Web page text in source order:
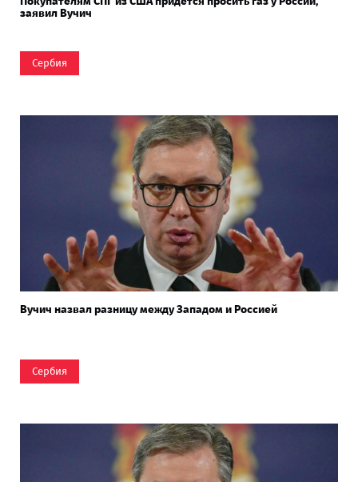
заявил Вучич
Сербия
Вучич назвал разницу между Западом и Россией
Сербия